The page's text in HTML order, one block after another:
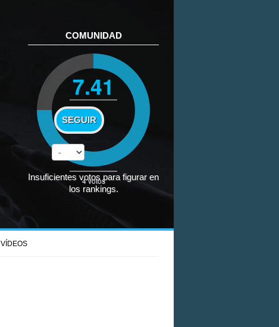
COMUNIDAD
7.41
SEGUIR
4votos
Insuficientes votos para figurar en
los rankings.
VÍDEOS